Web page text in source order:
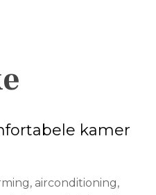
kamer
airconditioning,